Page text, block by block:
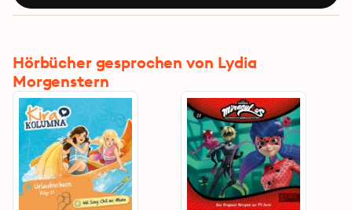
Hörbücher gesprochen von Lydia
Morgenstern